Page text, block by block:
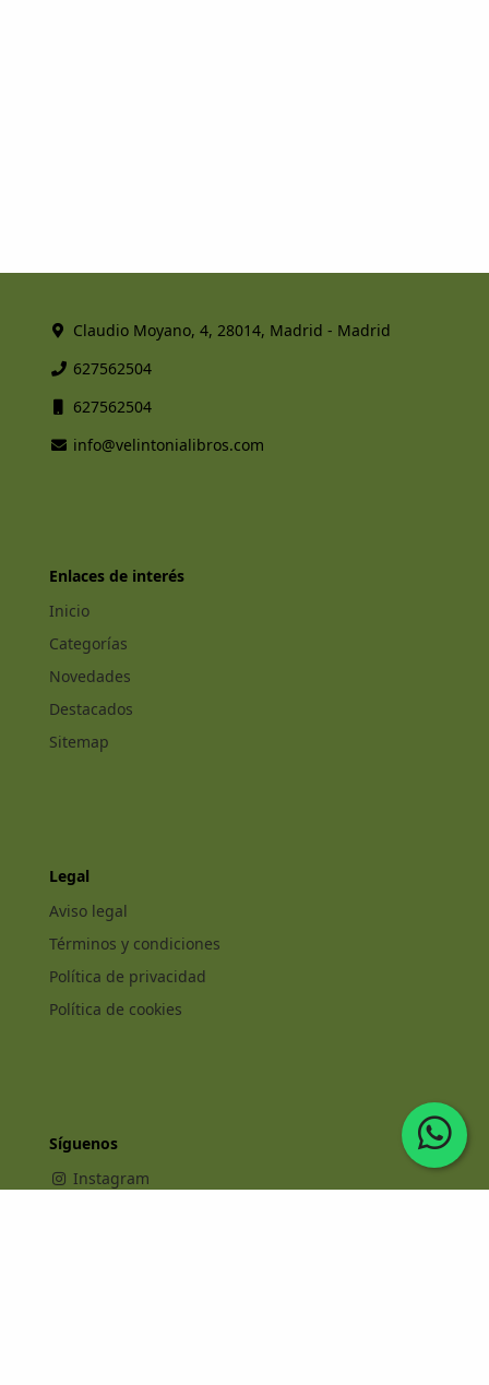
Claudio Moyano, 4, 28014, Madrid - Madrid
627562504
627562504
info@velintonialibros.com
Enlaces de interés
Inicio
Categorías
Novedades
Destacados
Sitemap
Legal
Aviso legal
Términos y condiciones
Política de privacidad
Política de cookies
Síguenos
Instagram